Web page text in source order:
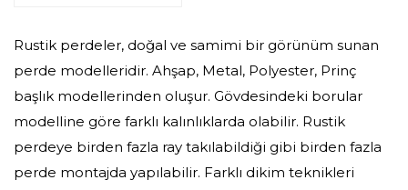
Rustik perdeler, doğal ve samimi bir görünüm sunan
perde modelleridir. Ahşap, Metal, Polyester, Prinç
başlık modellerinden oluşur. Gövdesindeki borular
modelline göre farklı kalınlıklarda olabilir. Rustik
perdeye birden fazla ray takılabildiği gibi birden fazla
perde montajda yapılabilir. Farklı dikim teknikleri